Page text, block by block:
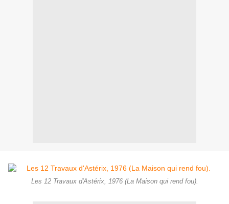
Les 12 Travaux d'Astérix, 1976 (La Maison qui rend fou).